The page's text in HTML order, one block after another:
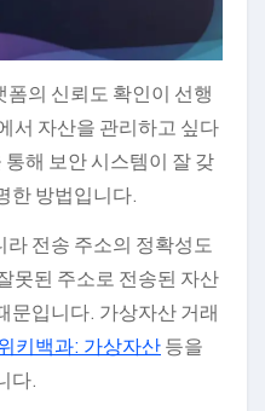
의 신뢰도 확인이 선행
서 자산을 관리하고 싶다
통해 보안 시스템이 잘 갖
한 방법입니다.
전송 주소의 정확성도
못된 주소로 전송된 자산
문입니다. 가상자산 거래
키백과: 가상자산등을
다.